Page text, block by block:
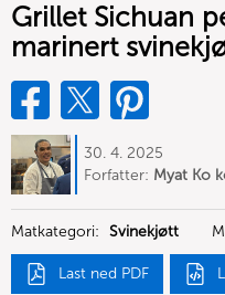
Grillet Sichuan
marinert
30. 4. 2025
Forfatter: Myat Ko
Matkategori: Svinekjøtt
Last ned PDF